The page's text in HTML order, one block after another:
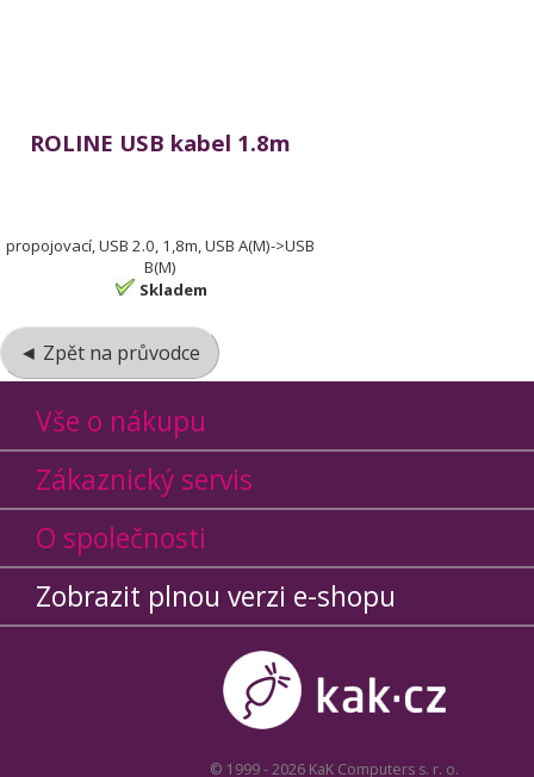
ROLINE USB kabel 1.8m
propojovací, USB 2.0, 1,8m, USB A(M)->USB
B(M)
Skladem
◄ Zpět na průvodce
Vše o nákupu
Zákaznický servis
O společnosti
Zobrazit plnou verzi e-shopu
© 1999 - 2026 KaK Computers s. r. o.